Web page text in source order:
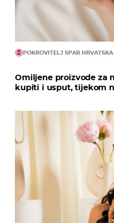
POKROVITELJ SPAR HRVATSKA
Omiljene proizvode za
kupiti i usput, tijekom